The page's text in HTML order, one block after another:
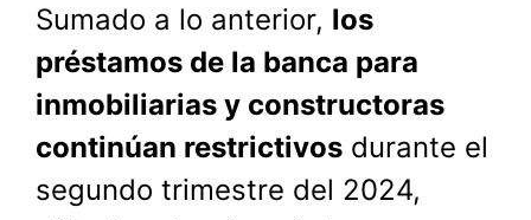
Sumado a lo anterior, los
préstamos de la banca para
inmobiliarias y constructoras
continúan restrictivos durante el
segundo trimestre del 2024,